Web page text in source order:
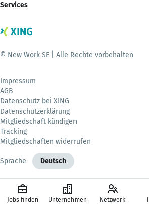
Services
© New Work SE | Alle Rechte vorbehalten
Impressum
AGB
Datenschutz bei XING
Datenschutzerklärung
Mitgliedschaft kündigen
Tracking
Mitgliedschaften widerrufen
Sprache Deutsch
Jobs finden Unternehmen Netzwerk